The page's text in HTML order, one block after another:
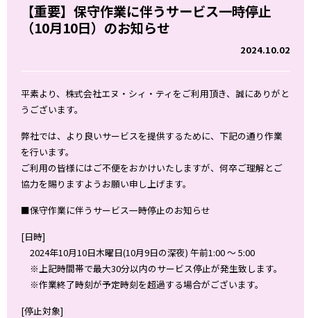
【重要】保守作業に伴うサービス一時停止
（10月10日）のお知らせ
2024.10.02
平素より、株式会社エヌ・シィ・ティをご利用頂き、誠にありがと
うございます。
弊社では、より良いサービスを提供するために、下記の通り作業
を行います。
ご利用の皆様にはご不便をおかけいたしますが、何卒ご理解とご
協力を賜りますようお願い申し上げます。
■保守作業に伴うサービス一時停止のお知らせ
[日時]
2024年10月10日木曜日(10月9日の深夜) 午前1:00 ～ 5:00
※上記時間帯で最大30分以内のサービス停止が発生致します。
※作業終了時刻が予定時刻を超過する場合がございます。
[停止対象]